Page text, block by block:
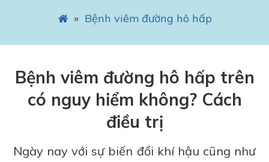
» Bệnh viêm đường hô hấp
Bệnh viêm đường hô hấp trên
có nguy hiểm không? Cách
điều trị
Ngày nay với sự biến đổi khí hậu cũng như